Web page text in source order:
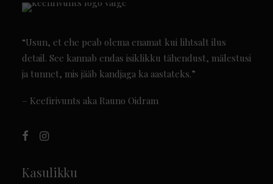
“Usun, et ehe peab olema enamat kui lihtsalt ilus
detail. See kannab endas isiklikku tähendust, mälestusi
ja tunnet, mis jääb kandjaga ka aastateks.”
– Keefirivunts aka Rauno Oidram
Kasulikku